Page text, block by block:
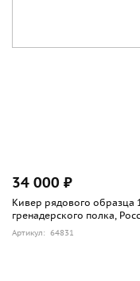
34 000 ₽
Кивер рядового образца
гренадерского полка,
Артикул: 64831